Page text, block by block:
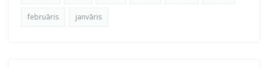
februāris janvāris